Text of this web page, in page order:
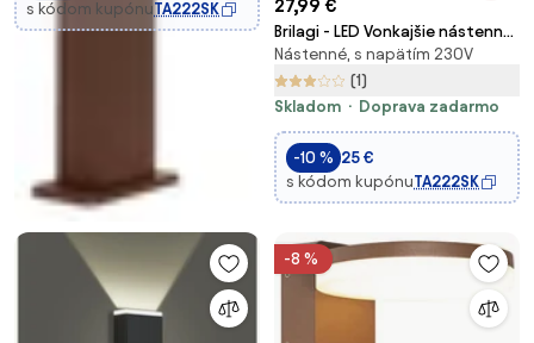
s kódom kupónuTA222SK 27,99 €
Brilagi - LED Vonkajšie nástenné
svietidlo BRICKY LED/12W/230V
šedá IP54
Nástenné, s napätím 230V
(1)
Skladom
Doprava zadarmo
-10 % 25 €
s kódom kupónuTA222SK
-8 %